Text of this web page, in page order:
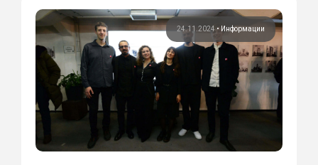
24.11.2024 • Информации